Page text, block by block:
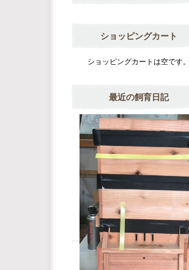
ショッピングカート
ショッピングカートは空です。
最近の飼育日記